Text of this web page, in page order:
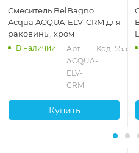
Смеситель BelBagno
Acqua ACQUA-ELV-CRM для
раковины, хром
В наличии
Арт.:
ACQUA-
ELV-
CRM
Код: 55592
Купить